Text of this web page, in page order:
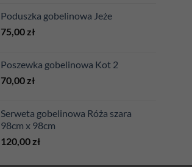
Poduszka gobelinowa Jeże
75,00 zł
Poszewka gobelinowa Kot 2
70,00 zł
Serweta gobelinowa Róża szara
98cm x 98cm
120,00 zł